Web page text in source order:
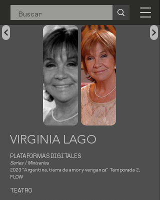
VIRGINIA LAGO
PLATAFORMAS DIGITALES
Series / Miniseries
2023 "Argentina, tierra de amor y venganza" Temporada 2,
FLOW
TEATRO